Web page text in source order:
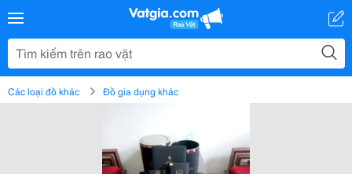
Các loại đồ khác Đồ gia dụng khác